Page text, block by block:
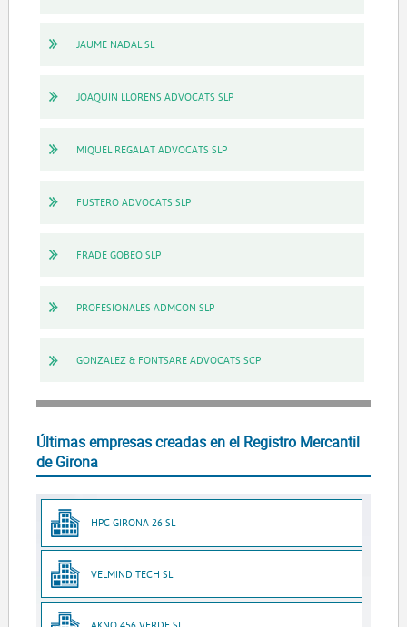
JAUME NADAL SL
JOAQUIN LLORENS ADVOCATS SLP
MIQUEL REGALAT ADVOCATS SLP
FUSTERO ADVOCATS SLP
FRADE GOBEO SLP
PROFESIONALES ADMCON SLP
GONZALEZ & FONTSARE ADVOCATS SCP
Últimas empresas creadas en el Registro Mercantil
de Girona
HPC GIRONA 26 SL
VELMIND TECH SL